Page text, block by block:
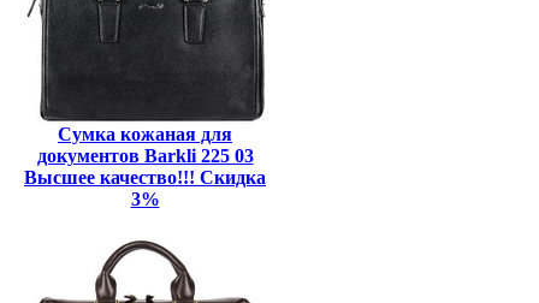
Сумка кожаная для
документов Barkli 225 03
Высшее качество!!! Скидка
3%